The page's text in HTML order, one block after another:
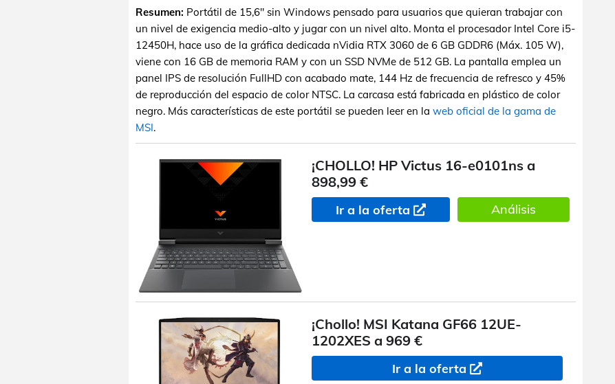
Resumen: Portátil de 15,6" sin Windows pensado para usuarios que quieran trabajar con
un nivel de exigencia medio-alto y jugar con un nivel alto. Monta el procesador Intel Core i5-
12450H, hace uso de la gráfica dedicada nVidia RTX 3060 de 6 GB GDDR6 (Máx. 105 W),
viene con 16 GB de memoria RAM y con un SSD NVMe de 512 GB. La pantalla emplea un
panel IPS de resolución FullHD con acabado mate, 144 Hz de frecuencia de refresco y 45%
de reproducción del espacio de color NTSC. La carcasa está fabricada en plástico de color
negro. Más características de este portátil se pueden leer en la web oficial de la gama de
MSI.
¡CHOLLO! HP Victus 16-e0101ns a
898,99 €
Ir a la oferta Análisis
¡Chollo! MSI Katana GF66 12UE-
1202XES a 969 €
Ir a la oferta